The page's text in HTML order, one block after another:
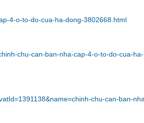
4-o-to-do-cua-ha-dong-3802668.html
chu-can-ban-nha-cap-4-o-to-do-cua-ha-
chu-can-ban-